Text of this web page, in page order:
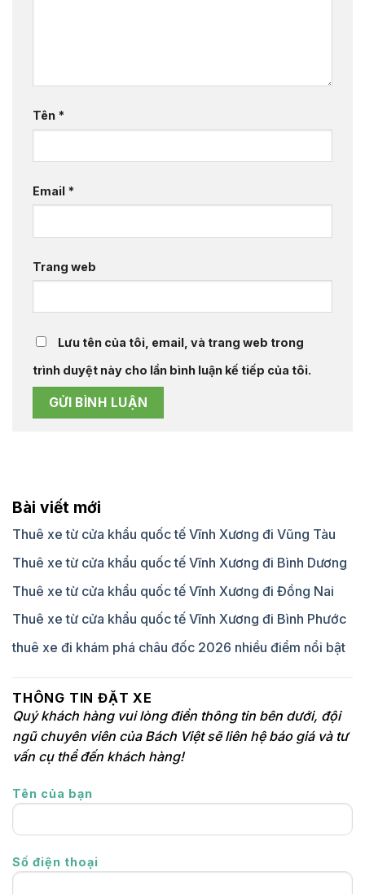
Tên *
Email *
Trang web
Lưu tên của tôi, email, và trang web trong
trình duyệt này cho lần bình luận kế tiếp của tôi.
Bài viết mới
Thuê xe từ cửa khẩu quốc tế Vĩnh Xương đi Vũng Tàu
Thuê xe từ cửa khẩu quốc tế Vĩnh Xương đi Bình Dương
Thuê xe từ cửa khẩu quốc tế Vĩnh Xương đi Đồng Nai
Thuê xe từ cửa khẩu quốc tế Vĩnh Xương đi Bình Phước
thuê xe đi khám phá châu đốc 2026 nhiều điểm nổi bật
THÔNG TIN ĐẶT XE
Quý khách hàng vui lòng điền thông tin bên dưới, đội
ngũ chuyên viên của Bách Việt sẽ liên hệ báo giá và tư
vấn cụ thể đến khách hàng!
Tên của bạn
Số điện thoại